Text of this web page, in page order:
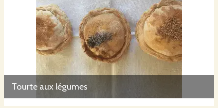
Tourte aux légumes